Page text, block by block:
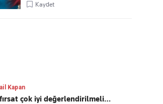
Kaydet
Kapan
çok iyi değerlendirilmeli…